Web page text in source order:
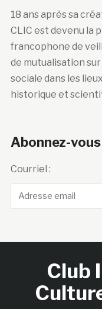
18 ans après sa
CLIC est devenu la
francophone de
de mutualisation
sociale dans les
historique et
Abonnez-
Courriel :
Club